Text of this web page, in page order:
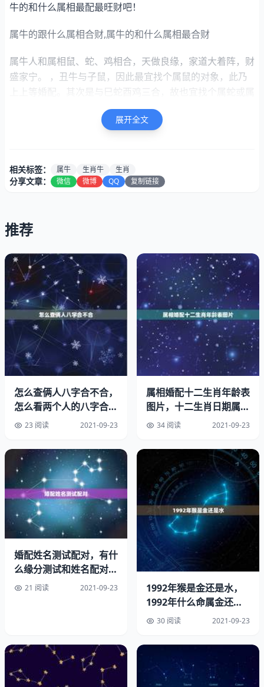
牛的和什么属相最配最旺财吧！
属牛的跟什么属相合财,属牛的和什么属相最合财
属牛人和属相鼠、蛇、鸡相合，天做良缘，家道大着阵，财
盛家宁。 ，丑牛与子鼠，因此最宜找个属鼠的对象，此乃
上上等婚配。其次是与巳蛇酉鸡三合，故也宜找个属蛇或属
生肖牛在虎年的运程一般。从五行上来分析，虎为木，牛为
年里只要牛人安分守己地工作，不招惹是非，工作上少出头
露面，多干工作，少外出旅游，对老人尊敬，并少到闹市活
属鼠人可以帮助属牛人在事业中提供很好的方案，属牛可以
给属鼠人更多的信心与支持，两人可以互相的进步发展。属
鸡人为生肖牛的贵人 属牛人和属鸡人合作创业的话，两人
能够和平共处。
属牛和属鼠最配，次之是属蛇和鸡。热情的鼠为沉默的牛带
来欢乐，对牛忠心，相处和睦。属牛的人都是非常踏实、老
实的一类人，他们稳重沉着，沉默寡言，喜欢投身于事业当
属牛和什么生肖最旺,生肖牛和什么生肖最配
生肖牛 最匹配的生肖：鼠、蛇、鸡 更佳结婚年份：鼠年、
蛇年、鸡年 财运 属牛的人在30岁左右、38岁左右或46岁左
右有发财的可能，而且容易发横财。
展开全文
相关标签： 属牛 生肖牛 生肖
分享文章： 微信 微博 QQ 复制链接
推荐
怎么查俩人八字合不合，
怎么看两个人的八字合不
合？23 阅读 2021-09-23
属相婚配十二生肖年龄表
图片，十二生肖日期属相
表 34 阅读 2021-09-23
婚配姓名测试配对，有什
么缘分测试和姓名配对测
两人之间的缘分的？
21 阅读 2021-09-23
1992年猴是金还是水，
1992年什么命属金还是
水？30 阅读 2021-09-23